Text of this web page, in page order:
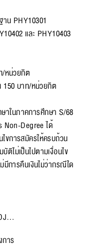
น PHY10301
เเละ PHY10403
/หน่วยกิต
150 บาท/หน่วยกิต
าในภาคการศึกษา S/68
Non-Degree ได้
ขการสมัครให้ครบถ้วน
ไม่เป็นไปตามเงื่อนไข
มีการคืนเงินไม่ว่ากรณีใด
การ